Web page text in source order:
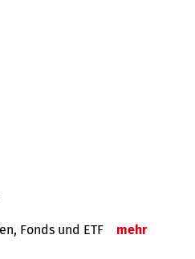
Fonds und ETF mehr